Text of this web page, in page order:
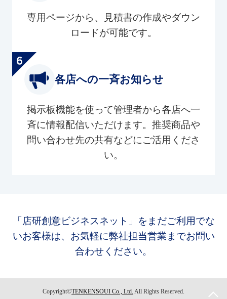
専用ページから、見積書の作成やダウン
ロードが可能です。
各店への一斉お知らせ
掲示板機能を使って管理者から各店へ一
斉に情報配信いただけます。推奨商品や
問い合わせ先の共有などにご活用くださ
い。
「店研創意ビジネスネット」をまだご利用でな
いお客様は、お気軽に弊社担当営業までお問い
合わせください。
Copyright©TENKENSOUI Co., Ltd. All Rights Reserved.